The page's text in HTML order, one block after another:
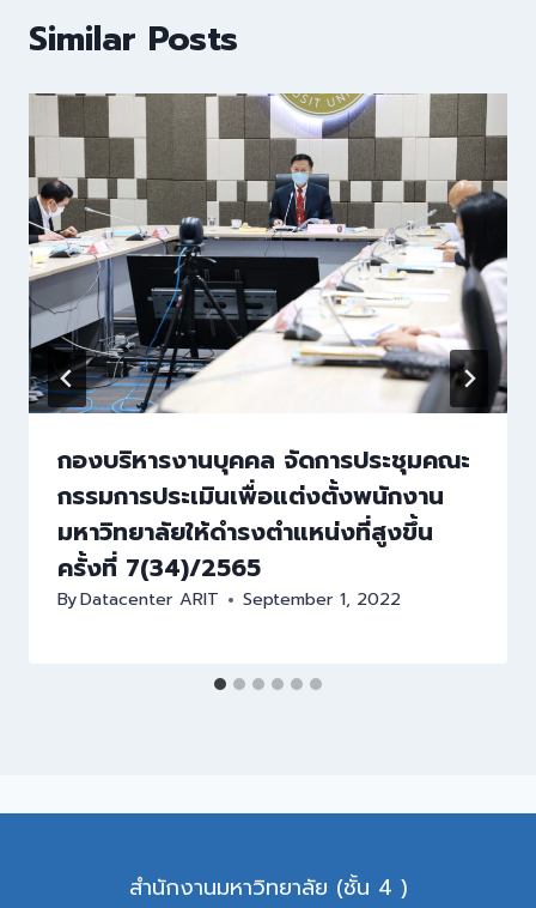
Similar Posts
กองบริหารงานบุคคล จัดการประชุมคณะ
กรรมการประเมินเพื่อแต่งตั้งพนักงาน
มหาวิทยาลัยให้ดำรงตำแหน่งที่สูงขึ้น
ครั้งที่ 7(34)/2565
ByDatacenter ARIT September 1, 2022
สำนักงานมหาวิทยาลัย (ชั้น 4 )